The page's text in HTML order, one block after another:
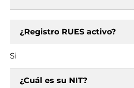
¿Registro RUES activo?
Si
¿Cuál es su NIT?